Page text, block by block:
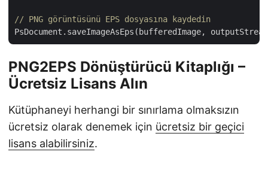
// PNG görüntüsünü EPS dosyasına kaydedin
PNG2EPS Dönüştürücü Kitaplığı –
Ücretsiz Lisans Alın
Kütüphaneyi herhangi bir sınırlama olmaksızın
ücretsiz olarak denemek için ücretsiz bir geçici
lisans alabilirsiniz.